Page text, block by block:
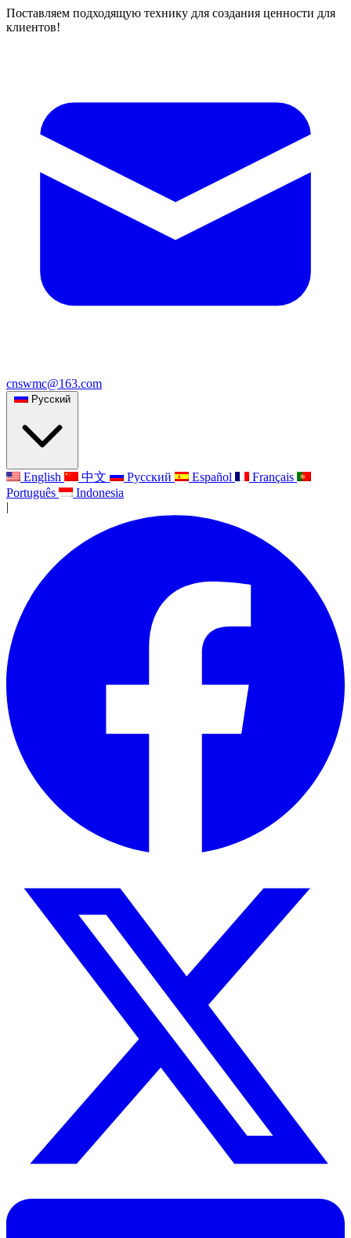
Поставляем подходящую технику для создания ценности для
клиентов!
cnswmc@163.com
Русский
English 中文 Русский Español
Français
Português
Indonesia
|